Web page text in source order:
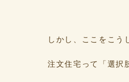
しかし、ここをこ
注文住宅って「選択